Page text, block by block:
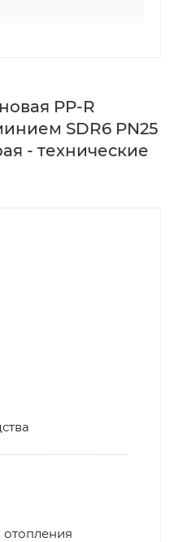
PP-R
SDR6 PN25
- технические